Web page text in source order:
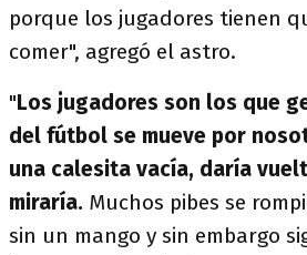
porque los jugadores tienen
comer", agregó el astro.
"Los jugadores son los que
del fútbol se mueve por
una calesita vacía, daría
miraría. Muchos pibes se
sin un mango y sin embargo